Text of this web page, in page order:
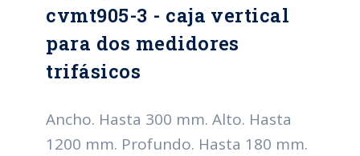
cvmt905-3 - caja vertical
para dos medidores
trifásicos
Ancho. Hasta 300 mm. Alto. Hasta
1200 mm. Profundo. Hasta 180 mm.